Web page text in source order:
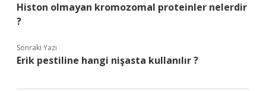
Histon olmayan kromozomal proteinler nelerdir
?
Sonraki Yazı
Erik pestiline hangi nişasta kullanılır ?